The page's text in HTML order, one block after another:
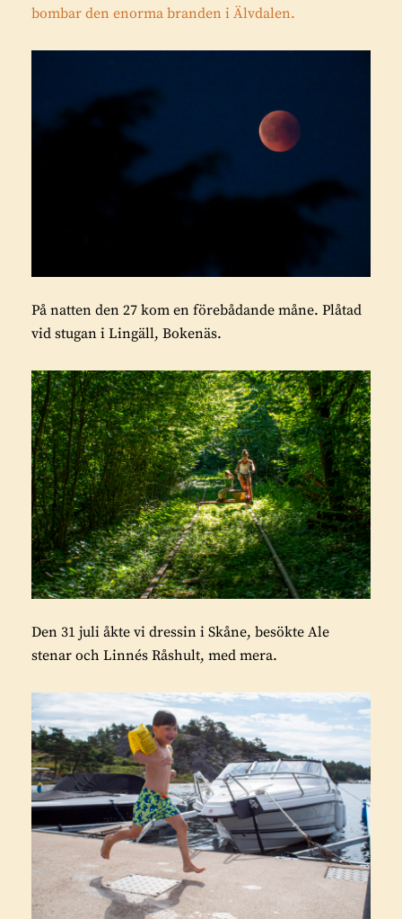
bombar den enorma branden i Älvdalen.
På natten den 27 kom en förebådande måne. Plåtad
vid stugan i Lingäll, Bokenäs.
Den 31 juli åkte vi dressin i Skåne, besökte Ale
stenar och Linnés Råshult, med mera.